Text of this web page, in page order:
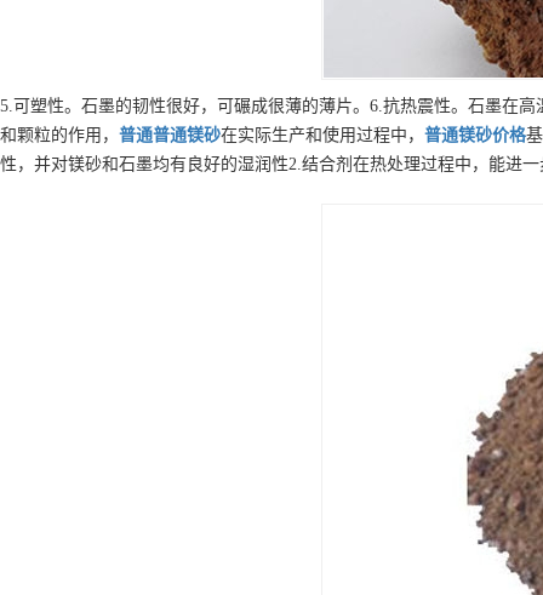
5.可塑性。石墨的韧性很好，可碾成很薄的薄片。6.抗热震性。石墨在
和颗粒的作用， 普通普通镁砂在实际生产和使用过程中， 普通镁砂价格
性，并对镁砂和石墨均有良好的湿润性2.结合剂在热处理过程中，能进